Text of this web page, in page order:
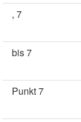
, 7
bis 7
Punkt 7